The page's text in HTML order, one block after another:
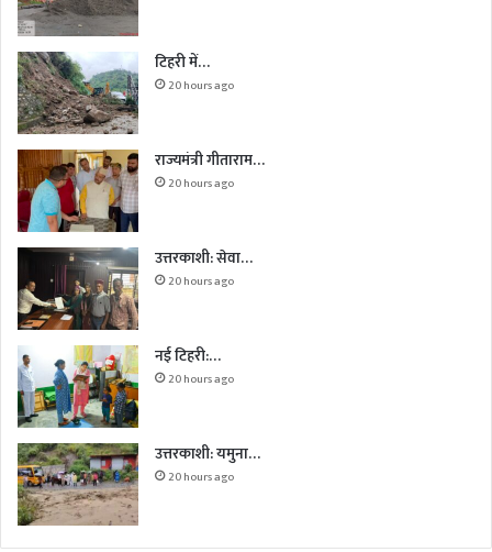
टिहरी में…
20 hours ago
राज्यमंत्री गीताराम…
20 hours ago
उत्तरकाशी: सेवा…
20 hours ago
नई टिहरी:…
20 hours ago
उत्तरकाशी: यमुना…
20 hours ago